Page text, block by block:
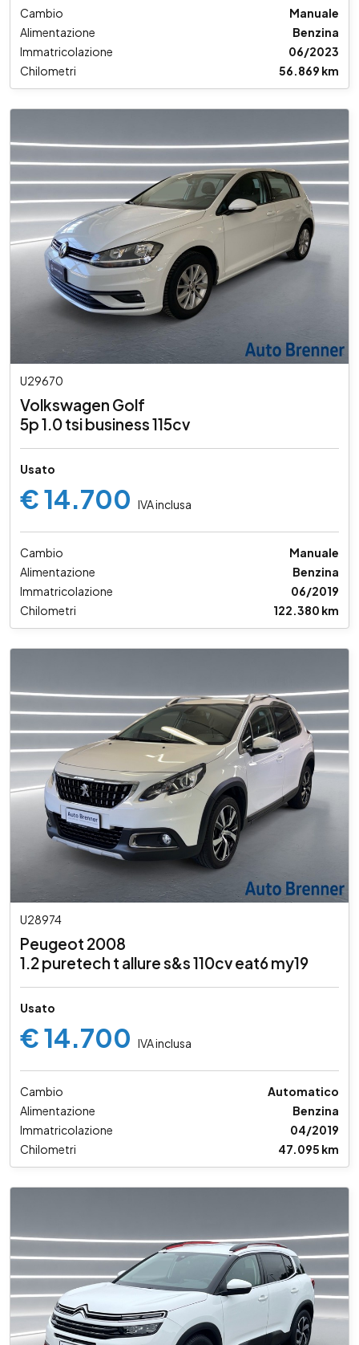
Cambio
Manuale
Alimentazione
Benzina
Immatricolazione
06/2023
Chilometri
56.869 km
U29670
Volkswagen Golf
5p 1.0 tsi business 115cv
Usato
€ 14.700 IVA inclusa
Cambio
Manuale
Alimentazione
Benzina
Immatricolazione
06/2019
Chilometri
122.380 km
U28974
Peugeot 2008
1.2 puretech t allure s&s 110cv eat6 my19
Usato
€ 14.700 IVA inclusa
Cambio
Automatico
Alimentazione
Benzina
Immatricolazione
04/2019
Chilometri
47.095 km